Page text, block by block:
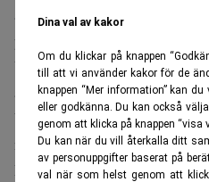
Dina val av kakor
Om du klickar på knappen
till att vi använder kakor för de
knappen “Mer information” kan
eller godkänna. Du kan också
genom att klicka på knappen “visa
Du kan när du vill återkalla ditt
av personuppgifter baserat på
val när som helst genom att
att låta BBVA, González och
prövas i domstol, skriver
Utredningen inleddes 2019
anlitat underrättelseföretaget
Villarejo, för att övervaka
näringslivstoppar under
Francisco González var